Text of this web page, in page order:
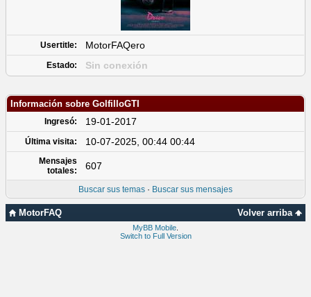
Usertitle: MotorFAQero
Estado: Sin conexión
Información sobre GolfilloGTI
Ingresó: 19-01-2017
Última visita: 10-07-2025, 00:44 00:44
Mensajes
totales:
607
Buscar sus temas · Buscar sus mensajes
Volver arriba
MotorFAQ
MyBB Mobile
Switch to Full Version